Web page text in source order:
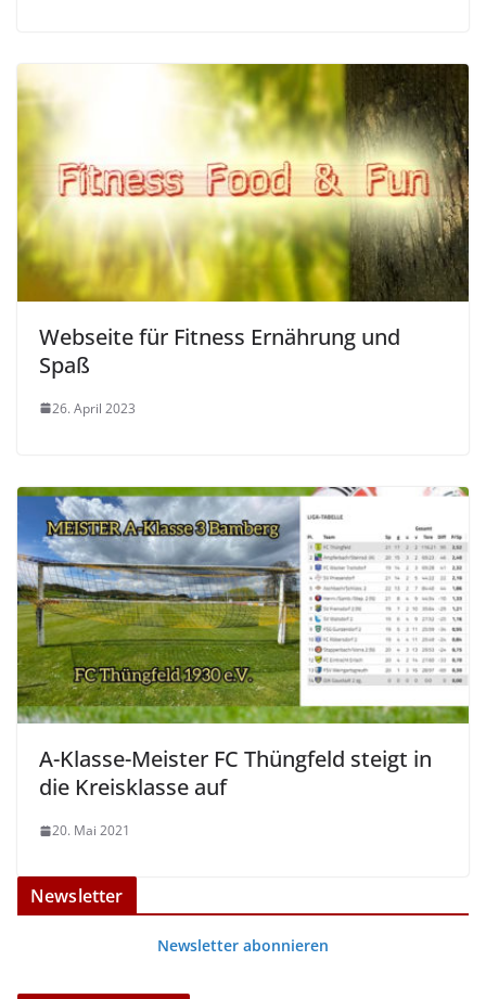
Webseite für Fitness Ernährung und
Spaß
26. April 2023
A-Klasse-Meister FC Thüngfeld steigt in
die Kreisklasse auf
20. Mai 2021
Newsletter
Newsletter abonnieren